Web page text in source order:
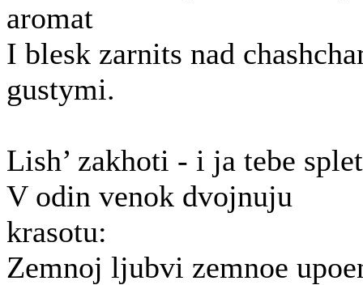
aromat
I blesk zarnits nad
gustymi.
Lish’ zakhoti - i ja tebe
V odin venok dvojnuju
krasotu:
Zemnoj ljubvi zemnoe